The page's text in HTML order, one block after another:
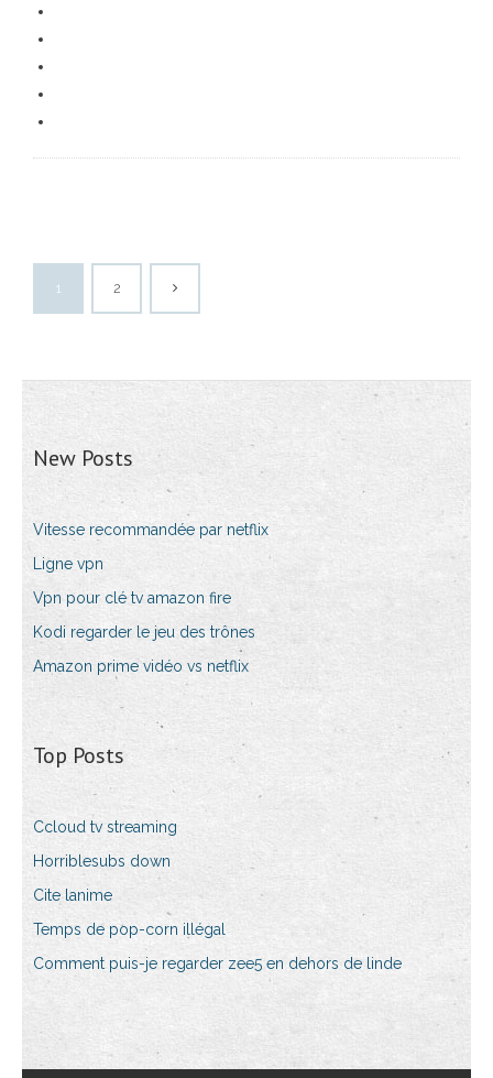
1 2
New Posts
Vitesse recommandée par netflix
Ligne vpn
Vpn pour clé tv amazon fire
Kodi regarder le jeu des trônes
Amazon prime vidéo vs netflix
Top Posts
Ccloud tv streaming
Horriblesubs down
Cite lanime
Temps de pop-corn illégal
Comment puis-je regarder zee5 en dehors de linde